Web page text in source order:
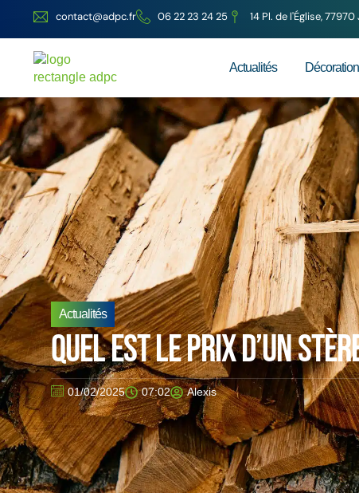
contact@adpc.fr 06 22 23 24 25 14 Pl. de l'Église,
Actualités Décoration
Actualités
Quel est le prix d’un
01/02/2025 07:02 Alexis